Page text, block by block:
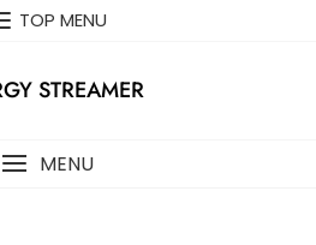
TOP MENU
STREAMER
MENU